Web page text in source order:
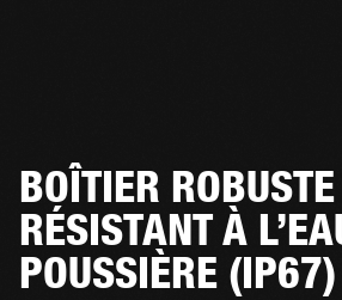
BOÎTIER
RÉSISTANT À
POUSSIÈRE (IP67)